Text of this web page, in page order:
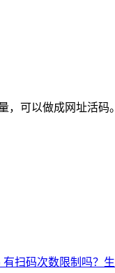
可以做成网址活码
扫码次数限制吗？